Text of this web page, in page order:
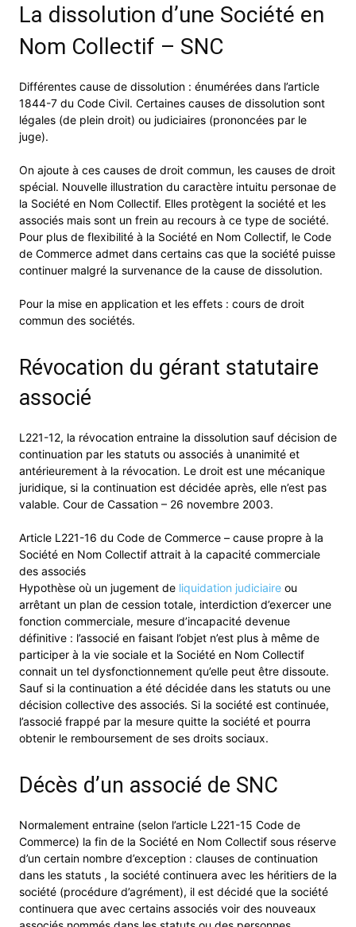
La dissolution d’une Société en
Nom Collectif – SNC
Différentes cause de dissolution : énumérées dans l’article
1844-7 du Code Civil. Certaines causes de dissolution sont
légales (de plein droit) ou judiciaires (prononcées par le
juge).
On ajoute à ces causes de droit commun, les causes de droit
spécial. Nouvelle illustration du caractère intuitu personae de
la Société en Nom Collectif. Elles protègent la société et les
associés mais sont un frein au recours à ce type de société.
Pour plus de flexibilité à la Société en Nom Collectif, le Code
de Commerce admet dans certains cas que la société puisse
continuer malgré la survenance de la cause de dissolution.
Pour la mise en application et les effets : cours de droit
commun des sociétés.
Révocation du gérant statutaire
associé
L221-12, la révocation entraine la dissolution sauf décision de
continuation par les statuts ou associés à unanimité et
antérieurement à la révocation. Le droit est une mécanique
juridique, si la continuation est décidée après, elle n’est pas
valable. Cour de Cassation – 26 novembre 2003.
Article L221-16 du Code de Commerce – cause propre à la
Société en Nom Collectif attrait à la capacité commerciale
des associés
Hypothèse où un jugement de liquidation judiciaire ou
arrêtant un plan de cession totale, interdiction d’exercer une
fonction commerciale, mesure d’incapacité devenue
définitive : l’associé en faisant l’objet n’est plus à même de
participer à la vie sociale et la Société en Nom Collectif
connait un tel dysfonctionnement qu’elle peut être dissoute.
Sauf si la continuation a été décidée dans les statuts ou une
décision collective des associés. Si la société est continuée,
l’associé frappé par la mesure quitte la société et pourra
obtenir le remboursement de ses droits sociaux.
Décès d’un associé de SNC
Normalement entraine (selon l’article L221-15 Code de
Commerce) la fin de la Société en Nom Collectif sous réserve
d’un certain nombre d’exception : clauses de continuation
dans les statuts , la société continuera avec les héritiers de la
société (procédure d’agrément), il est décidé que la société
continuera que avec certains associés voir des nouveaux